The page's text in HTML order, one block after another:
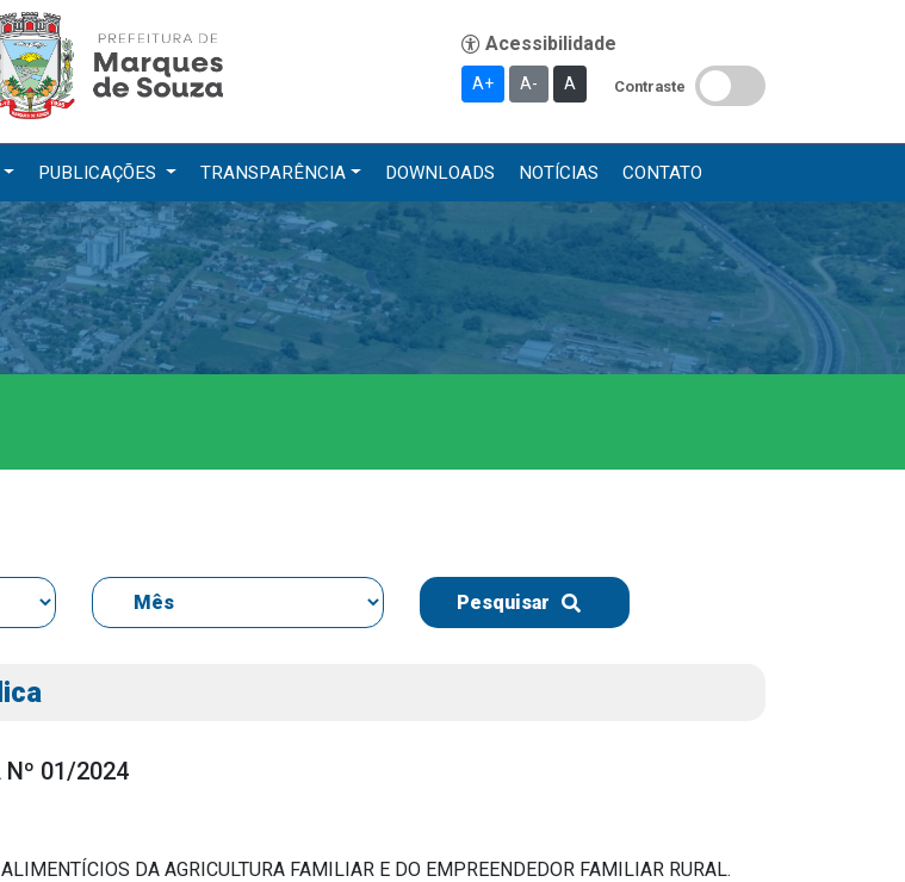
A+ A- A Contraste
PUBLICAÇÕES TRANSPARÊNCIA DOWNLOADS NOTÍCIAS CONTATO
Serviços
IPTU 2026
Nota Fiscal Eletrônica
Publicações
Diário Oficial (Novo)
Diário Oficial (Até 30/04)
Licitações
Dispensas e Inexigibilidades
Pesquisar
Nº 01/2024
DA AGRICULTURA FAMILIAR E DO EMPREENDEDOR FAMILIAR RURAL.